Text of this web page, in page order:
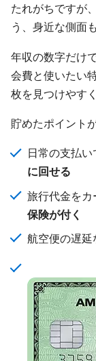
たれがちですが
う、身近な側面
年収の数字だけ
会費と使いたい
枚を見つけやす
貯めたポイント
日常の支払
に回せる
旅行代金を
保険が付く
航空便の遅延